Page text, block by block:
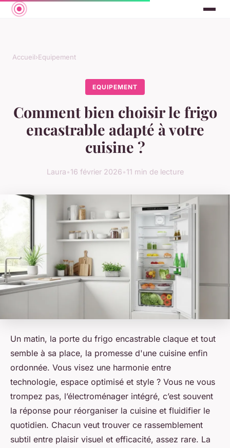
Accueil›Equipement
EQUIPEMENT
Comment bien choisir le frigo
encastrable adapté à votre
cuisine ?
Laura•16 février 2026•11 min de lecture
Un matin, la porte du frigo encastrable claque et tout
semble à sa place, la promesse d'une cuisine enfin
ordonnée. Vous visez une harmonie entre
technologie, espace optimisé et style ? Vous ne vous
trompez pas, l’électroménager intégré, c’est souvent
la réponse pour réorganiser la cuisine et fluidifier le
quotidien. Chacun veut trouver ce rassemblement
subtil entre plaisir visuel et efficacité, assez rare. La